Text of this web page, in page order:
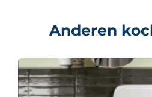
Anderen